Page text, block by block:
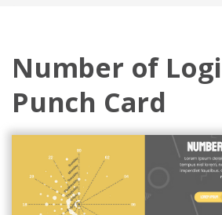
Number of
Punch Card